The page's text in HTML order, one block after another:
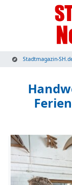
Stadtmagazin-